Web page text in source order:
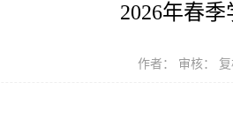
2026年春
作者： 审核：